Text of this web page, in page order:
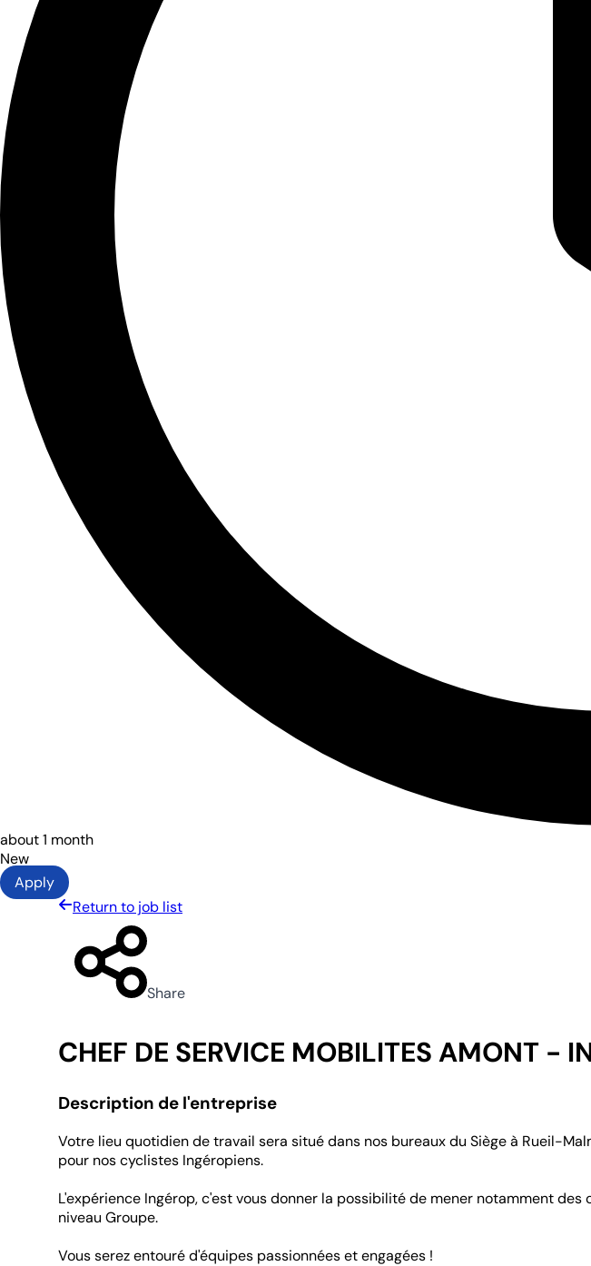
about 1 month
New
Apply
Return to job list
Share
CHEF DE SERVICE MOBILITES AMONT -
Description de l'entreprise
Votre lieu quotidien de travail sera situé dans nos bureaux du Siège à Rueil-
pour nos cyclistes Ingéropiens.
L'expérience Ingérop, c'est vous donner la possibilité de mener notamment
niveau Groupe.
Vous serez entouré d'équipes passionnées et engagées !